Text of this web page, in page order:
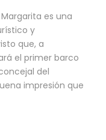
es una
y
que, a
el primer barco
del
impresión que